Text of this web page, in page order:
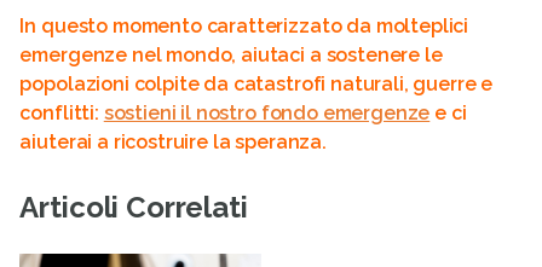
In questo momento caratterizzato da molteplici
emergenze nel mondo, aiutaci a sostenere le
popolazioni colpite da catastrofi naturali, guerre e
conflitti: sostieni il nostro fondo emergenze e ci
aiuterai a ricostruire la speranza.
Articoli Correlati